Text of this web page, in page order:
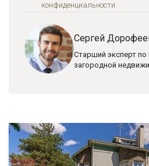
конфиденциальноcти
Сергей
Старший эксперт по
загородной